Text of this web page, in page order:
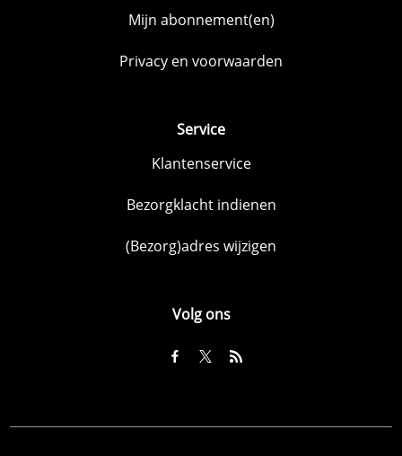
Mijn abonnement(en)
Privacy en voorwaarden
Service
Klantenservice
Bezorgklacht indienen
(Bezorg)adres wijzigen
Volg ons